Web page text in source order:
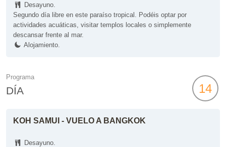
Desayuno.
Segundo día libre en este paraíso tropical. Podéis optar por
actividades acuáticas, visitar templos locales o simplemente
descansar frente al mar.
Alojamiento.
Programa
DÍA 14
KOH SAMUI - VUELO A BANGKOK
Desayuno.